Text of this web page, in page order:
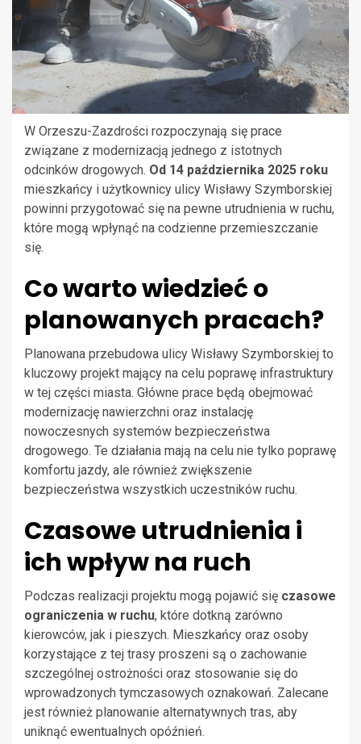
W Orzeszu-Zazdrości rozpoczynają się prace
związane z modernizacją jednego z istotnych
odcinków drogowych. Od 14 października 2025 roku
mieszkańcy i użytkownicy ulicy Wisławy Szymborskiej
powinni przygotować się na pewne utrudnienia w ruchu,
które mogą wpłynąć na codzienne przemieszczanie
się.
Co warto wiedzieć o
planowanych pracach?
Planowana przebudowa ulicy Wisławy Szymborskiej to
kluczowy projekt mający na celu poprawę infrastruktury
w tej części miasta. Główne prace będą obejmować
modernizację nawierzchni oraz instalację
nowoczesnych systemów bezpieczeństwa
drogowego. Te działania mają na celu nie tylko poprawę
komfortu jazdy, ale również zwiększenie
bezpieczeństwa wszystkich uczestników ruchu.
Czasowe utrudnienia i
ich wpływ na ruch
Podczas realizacji projektu mogą pojawić się czasowe
ograniczenia w ruchu, które dotkną zarówno
kierowców, jak i pieszych. Mieszkańcy oraz osoby
korzystające z tej trasy proszeni są o zachowanie
szczególnej ostrożności oraz stosowanie się do
wprowadzonych tymczasowych oznakowań. Zalecane
jest również planowanie alternatywnych tras, aby
uniknąć ewentualnych opóźnień.